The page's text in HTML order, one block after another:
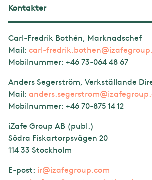
Kontakter
Carl-Fredrik Bothén, Marknadschef
Mail: carl-
Mobilnummer: +46 73-064 48 67
Anders Segerström, Verkställande
Mail:
Mobilnummer: +46 70-875 14 12
iZafe Group AB (publ.)
Södra Fiskartorpsvägen 20
114 33 Stockholm
E-post: ir@izafegroup.com